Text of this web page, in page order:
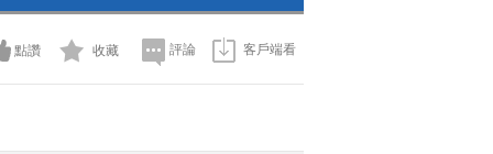
一荣皆荣 一损皆损
2014-11-27 13:12:10
《红楼梦》·丝绸密码 5
點讚 收藏 評論 客戶端看